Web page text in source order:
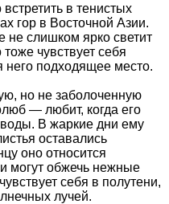
в тенистых
гор в Восточной Азии.
не слишком ярко светит
чувствует себя
него подходящее место.
но не заболоченную
— любит, когда его
воды. В жаркие дни ему
оставались
оно относится
могут обжечь нежные
себя в полутени,
лучей.